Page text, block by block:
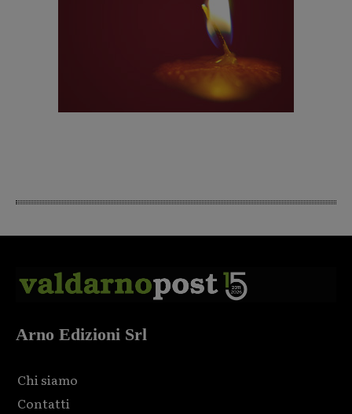
Arno Edizioni Srl
Chi siamo
Contatti